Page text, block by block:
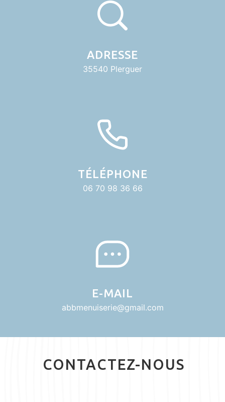
ADRESSE
35540 Plerguer
TÉLÉPHONE
06 70 98 36 66
E-MAIL
abbmenuiserie@gmail.com
CONTACTEZ-NOUS